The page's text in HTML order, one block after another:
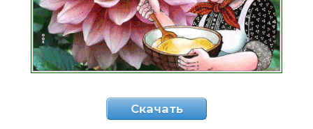
Скачать